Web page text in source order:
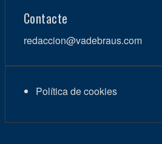
Contacte
redaccion@vadebraus.com
Política de cookies